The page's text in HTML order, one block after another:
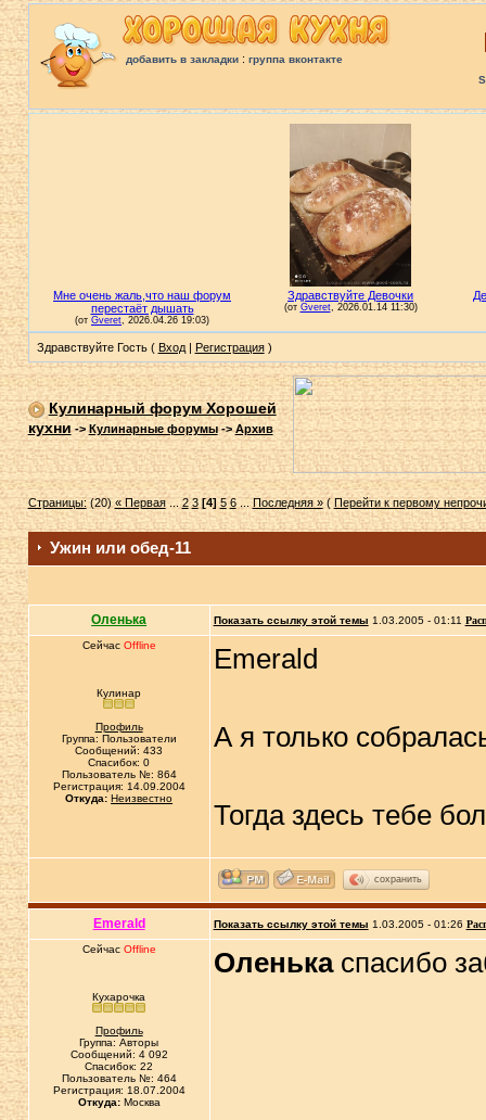
добавить в закладки: группа вконтакте
Здравствуйте Гость ( Вход| Регистрация)
Кулинарный форум Хорошей
кухни->Кулинарные форумы->Архив
Страницы:(20)« Первая...2 3 [4] 5 6...Последняя »(Перейти к первому
Ужин или обед-11
Оленька Показать ссылку этой темы 1.03.2005 - 01:11
Сейчас Offline
Кулинар
Профиль
Группа: Пользователи
Сообщений: 433
Спасибок: 0
Пользователь №: 864
Регистрация: 14.09.2004
Откуда: Неизвестно
Emerald
А я только
Тогда здесь тебе
сохранить
Emerald Показать ссылку этой темы 1.03.2005 - 01:26
Сейчас Offline
Кухарочка
Профиль
Группа: Авторы
Сообщений: 4 092
Спасибок: 22
Пользователь №: 464
Регистрация: 18.07.2004
Откуда:Москва
Оленькаспасибо